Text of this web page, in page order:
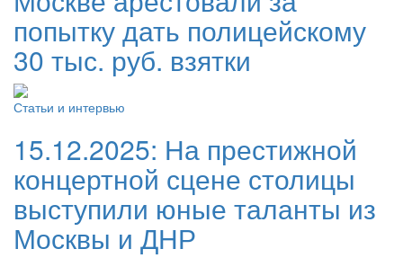
попытку дать полицейскому
30 тыс. руб. взятки
Статьи и интервью
15.12.2025: На престижной
концертной сцене столицы
выступили юные таланты из
Москвы и ДНР